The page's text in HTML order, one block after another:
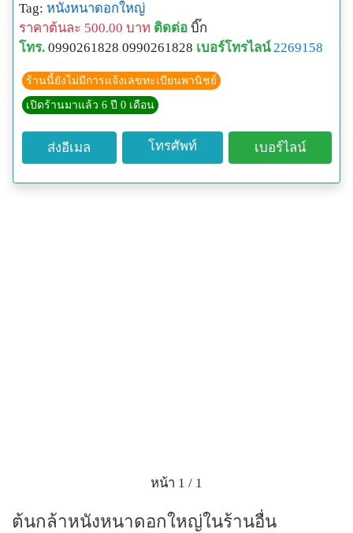
Tag: หนังหนาดอกใหญ่
ราคาต้นละ 500.00 บาท ติดต่อ บิ๊ก
โทร. 0990261828 0990261828 เบอร์โทรไลน์ 2269158
ร้านนี้ยังไม่มีการแจ้งเลขทะเบียนพานิชย์
เปิดร้านมาแล้ว 6 ปี 0 เดือน
ส่งอีเมล โทรศัพท์ เบอร์ไลน์
หน้า 1 / 1
ต้นกล้าหนังหนาดอกใหญ่ในร้านอื่น